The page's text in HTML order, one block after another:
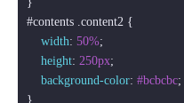
#contents .content2 {
width: 50%;
height: 250px;
background-color: #bcbcbc;